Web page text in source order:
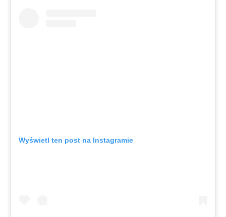
Wyświetl ten post na Instagramie